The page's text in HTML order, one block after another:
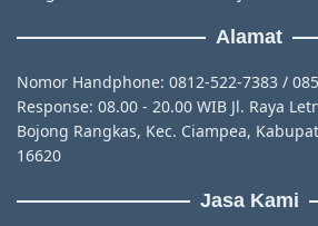
Alamat
Nomor Handphone: 0812-522-7383 /
Response: 08.00 - 20.00 WIB Jl. Raya
Bojong Rangkas, Kec. Ciampea,
16620
Jasa Kami